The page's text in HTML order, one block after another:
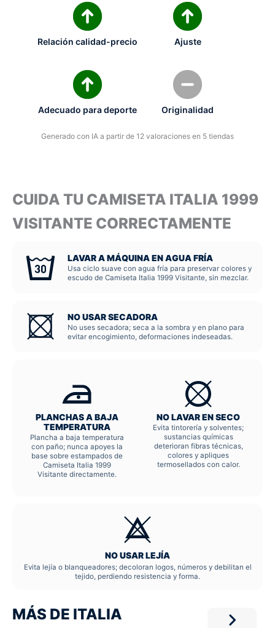
Relación calidad-precio Ajuste
Adecuado para deporte Originalidad
Generado con IA a partir de 12 valoraciones en 5 tiendas
CUIDA TU CAMISETA ITALIA 1999
VISITANTE CORRECTAMENTE
LAVAR A MÁQUINA EN AGUA FRÍA
Usa ciclo suave con agua fría para preservar colores y
escudo de Camiseta Italia 1999 Visitante, sin mezclar.
NO USAR SECADORA
No uses secadora; seca a la sombra y en plano para
evitar encogimiento, deformaciones indeseadas.
PLANCHAS A BAJA
TEMPERATURA
Plancha a baja temperatura
con paño; nunca apoyes la
base sobre estampados de
Camiseta Italia 1999
Visitante directamente.
NO LAVAR EN SECO
Evita tintorería y solventes;
sustancias químicas
deterioran fibras técnicas,
colores y apliques
termosellados con calor.
NO USAR LEJÍA
Evita lejía o blanqueadores; decoloran logos, números y debilitan el
tejido, perdiendo resistencia y forma.
MÁS DE ITALIA